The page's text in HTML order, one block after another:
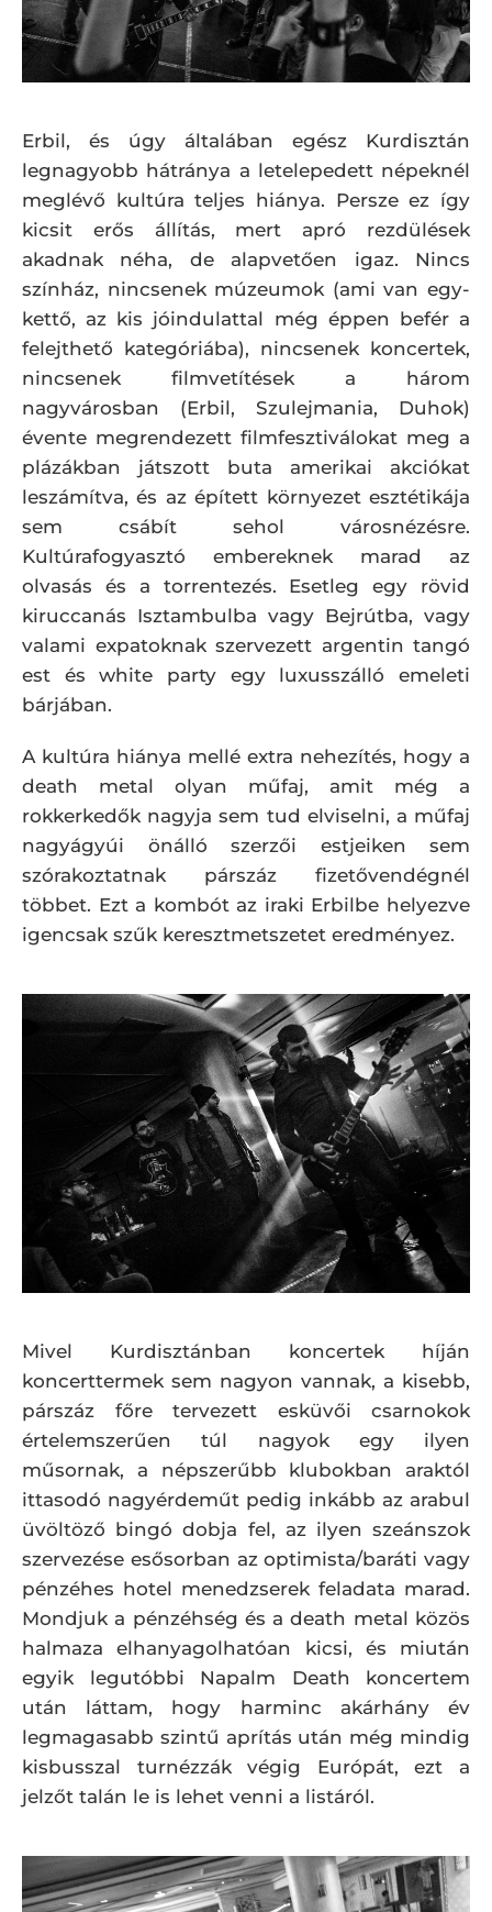
Erbil, és úgy általában egész Kurdisztán
legnagyobb hátránya a letelepedett népeknél
meglévő kultúra teljes hiánya. Persze ez így
kicsit erős állítás, mert apró rezdülések
akadnak néha, de alapvetően igaz. Nincs
színház, nincsenek múzeumok (ami van egy-
kettő, az kis jóindulattal még éppen befér a
felejthető kategóriába), nincsenek koncertek,
nincsenek filmvetítések a három
nagyvárosban (Erbil, Szulejmania, Duhok)
évente megrendezett filmfesztiválokat meg a
plázákban játszott buta amerikai akciókat
leszámítva, és az épített környezet esztétikája
sem csábít sehol városnézésre.
Kultúrafogyasztó embereknek marad az
olvasás és a torrentezés. Esetleg egy rövid
kiruccanás Isztambulba vagy Bejrútba, vagy
valami expatoknak szervezett argentin tangó
est és white party egy luxusszálló emeleti
bárjában.
A kultúra hiánya mellé extra nehezítés, hogy a
death metal olyan műfaj, amit még a
rokkerkedők nagyja sem tud elviselni, a műfaj
nagyágyúi önálló szerzői estjeiken sem
szórakoztatnak párszáz fizetővendégnél
többet. Ezt a kombót az iraki Erbilbe helyezve
igencsak szűk keresztmetszetet eredményez.
Mivel Kurdisztánban koncertek híján
koncerttermek sem nagyon vannak, a kisebb,
párszáz főre tervezett esküvői csarnokok
értelemszerűen túl nagyok egy ilyen
műsornak, a népszerűbb klubokban araktól
ittasodó nagyérdeműt pedig inkább az arabul
üvöltöző bingó dobja fel, az ilyen szeánszok
szervezése esősorban az optimista/baráti vagy
pénzéhes hotel menedzserek feladata marad.
Mondjuk a pénzéhség és a death metal közös
halmaza elhanyagolhatóan kicsi, és miután
egyik legutóbbi Napalm Death koncertem
után láttam, hogy harminc akárhány év
legmagasabb szintű aprítás után még mindig
kisbusszal turnézzák végig Európát, ezt a
jelzőt talán le is lehet venni a listáról.